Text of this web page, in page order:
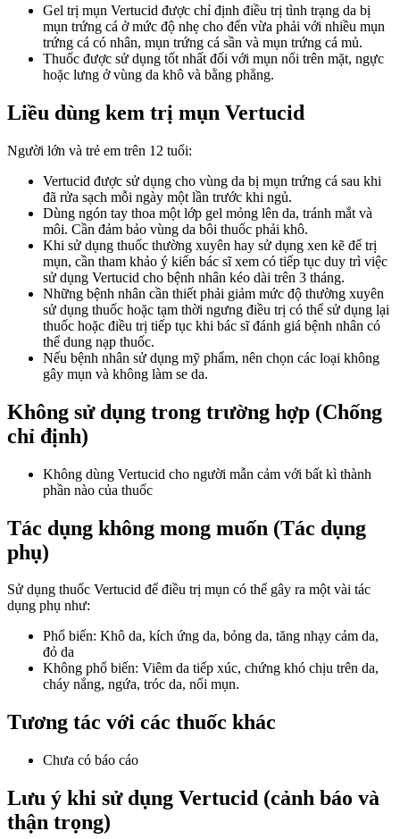
Gel trị mụn Vertucid được chỉ định điều trị tình trạng da bị
mụn trứng cá ở mức độ nhẹ cho đến vừa phải với nhiều mụn
trứng cá có nhân, mụn trứng cá sần và mụn trứng cá mủ.
Thuốc được sử dụng tốt nhất đối với mụn nổi trên mặt, ngực
hoặc lưng ở vùng da khô và bằng phẳng.
Liều dùng kem trị mụn Vertucid
Người lớn và trẻ em trên 12 tuổi:
Vertucid được sử dụng cho vùng da bị mụn trứng cá sau khi
đã rửa sạch mỗi ngày một lần trước khi ngủ.
Dùng ngón tay thoa một lớp gel mỏng lên da, tránh mắt và
môi. Cần đảm bảo vùng da bôi thuốc phải khô.
Khi sử dụng thuốc thường xuyên hay sử dụng xen kẽ để trị
mụn, cần tham khảo ý kiến bác sĩ xem có tiếp tục duy trì việc
sử dụng Vertucid cho bệnh nhân kéo dài trên 3 tháng.
Những bệnh nhân cần thiết phải giảm mức độ thường xuyên
sử dụng thuốc hoặc tạm thời ngưng điều trị có thể sử dụng lại
thuốc hoặc điều trị tiếp tục khi bác sĩ đánh giá bệnh nhân có
thể dung nạp thuốc.
Nếu bệnh nhân sử dụng mỹ phẩm, nên chọn các loại không
gây mụn và không làm se da.
Không sử dụng trong trường hợp (Chống
chỉ định)
Không dùng Vertucid cho người mẫn cảm với bất kì thành
phần nào của thuốc
Tác dụng không mong muốn (Tác dụng
phụ)
Sử dụng thuốc Vertucid để điều trị mụn có thể gây ra một vài tác
dụng phụ như:
Phổ biến: Khô da, kích ứng da, bỏng da, tăng nhạy cảm da,
đỏ da
Không phổ biến: Viêm da tiếp xúc, chứng khó chịu trên da,
cháy nắng, ngứa, tróc da, nổi mụn.
Tương tác với các thuốc khác
Chưa có báo cáo
Lưu ý khi sử dụng Vertucid (cảnh báo và
thận trọng)